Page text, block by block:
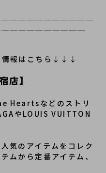
報はこちら↓↓↓
店】
Heartsなどのストリ
やLOUIS VUITTON
気のアイテムをコレク
ムから定番アイテム、